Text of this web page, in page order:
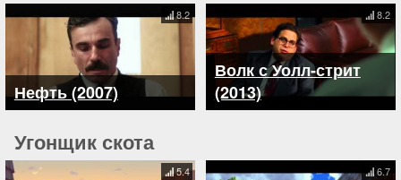
Нефть (2007)
8.2
Волк с Уолл-стрит
(2013)
8.2
Угонщик скота
5.4 6.7